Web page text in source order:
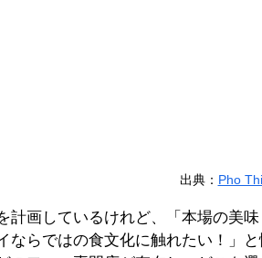
出典： Pho
計画しているけれど、「本場の美
ならではの食文化に触れたい！」